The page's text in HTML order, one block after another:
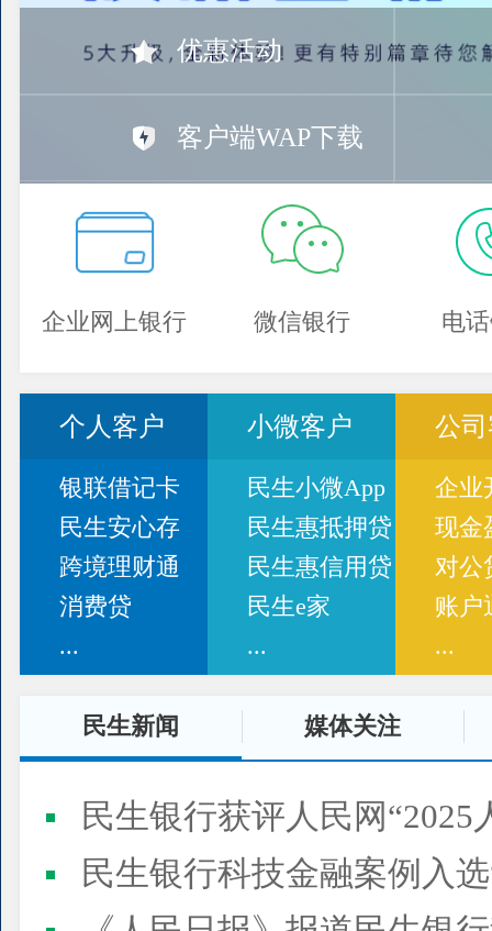
优惠活动
客户端WAP下载
企业网上银行 微信银行 电
个人客户
银联借记卡
民生安心存
跨境理财通
消费贷
...
小微客户
民生小微App
民生惠抵押贷
民生惠信用贷
民生e家
...
公
企业
现金
对公
账户
...
民生新闻 媒体关注
民生银行获评人民网“2025
民生银行科技金融案例入选“2025人民